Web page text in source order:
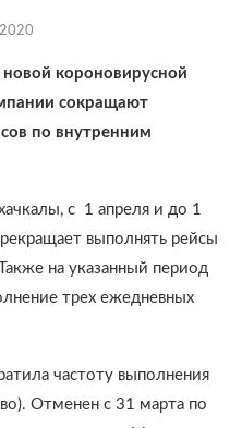
новой короновирусной
сокращают
по внутренним
с 1 апреля и до 1
выполнять рейсы
на указанный период
трех ежедневных
частоту выполнения
Отменен с 31 марта по